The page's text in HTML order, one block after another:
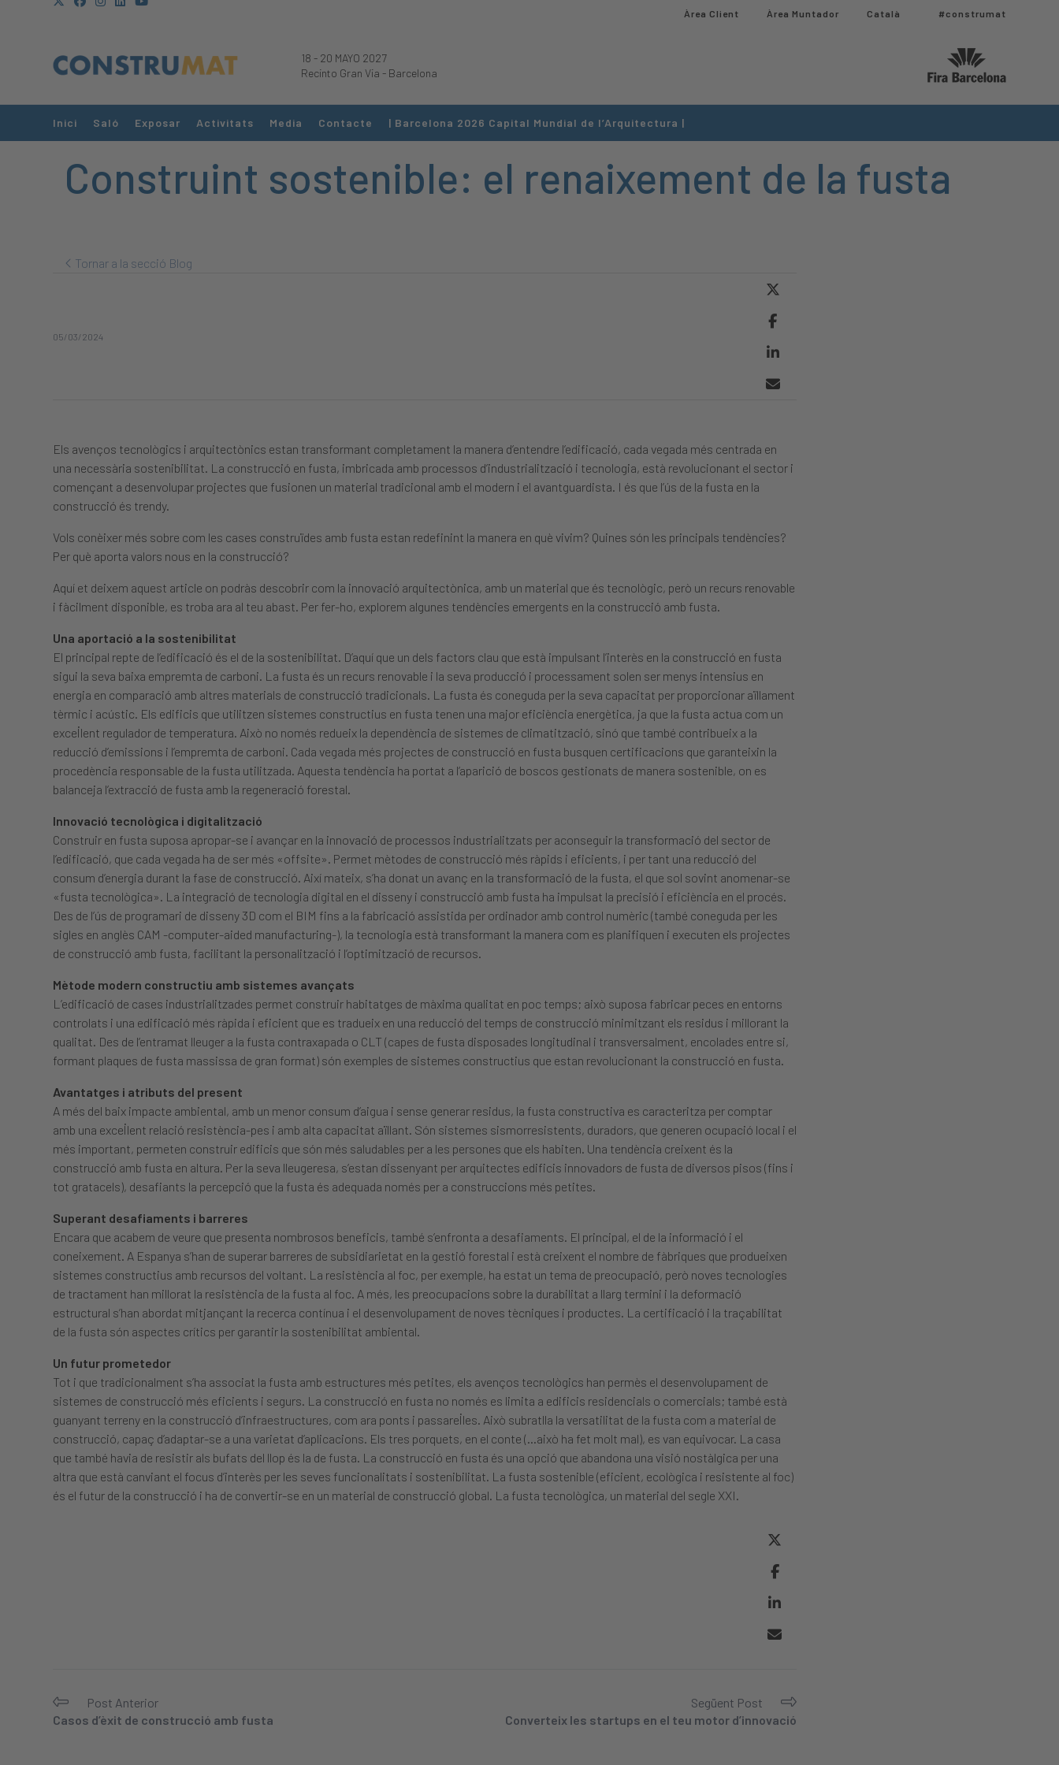
Àrea Client Àrea Muntador​ Català #construmat
18 - 20 MAYO 2027
Recinto Gran Via - Barcelona
Inici Saló Exposar Activitats Media Contacte | Barcelona 2026 Capital Mundial de l’Arquitectura |
Construint sostenible: el renaixement de la fusta
Tornar a la secció Blog
05/03/2024
Els avenços tecnològics i arquitectònics estan transformant completament la manera d’entendre l’edificació, cada vegada més centrada en
una necessària sostenibilitat. La construcció en fusta, imbricada amb processos d’industrialització i tecnologia, està revolucionant el sector i
començant a desenvolupar projectes que fusionen un material tradicional amb el modern i el avantguardista. I és que l’ús de la fusta en la
construcció és trendy.
Vols conèixer més sobre com les cases construïdes amb fusta estan redefinint la manera en què vivim? Quines són les principals tendències?
Per què aporta valors nous en la construcció?
Aquí et deixem aquest article on podràs descobrir com la innovació arquitectònica, amb un material que és tecnològic, però un recurs renovable
i fàcilment disponible, es troba ara al teu abast. Per fer-ho, explorem algunes tendències emergents en la construcció amb fusta.
Una aportació a la sostenibilitat
El principal repte de l’edificació és el de la sostenibilitat. D’aquí que un dels factors clau que està impulsant l’interès en la construcció en fusta
sigui la seva baixa empremta de carboni. La fusta és un recurs renovable i la seva producció i processament solen ser menys intensius en
energia en comparació amb altres materials de construcció tradicionals. La fusta és coneguda per la seva capacitat per proporcionar aïllament
tèrmic i acústic. Els edificis que utilitzen sistemes constructius en fusta tenen una major eficiència energètica, ja que la fusta actua com un
excel·lent regulador de temperatura. Això no només redueix la dependència de sistemes de climatització, sinó que també contribueix a la
reducció d’emissions i l’empremta de carboni. Cada vegada més projectes de construcció en fusta busquen certificacions que garanteixin la
procedència responsable de la fusta utilitzada. Aquesta tendència ha portat a l’aparició de boscos gestionats de manera sostenible, on es
balanceja l’extracció de fusta amb la regeneració forestal.
Innovació tecnològica i digitalització
Construir en fusta suposa apropar-se i avançar en la innovació de processos industrialitzats per aconseguir la transformació del sector de
l’edificació, que cada vegada ha de ser més «offsite». Permet mètodes de construcció més ràpids i eficients, i per tant una reducció del
consum d’energia durant la fase de construcció. Així mateix, s’ha donat un avanç en la transformació de la fusta, el que sol sovint anomenar-se
«fusta tecnològica». La integració de tecnologia digital en el disseny i construcció amb fusta ha impulsat la precisió i eficiència en el procés.
Des de l’ús de programari de disseny 3D com el BIM fins a la fabricació assistida per ordinador amb control numèric (també coneguda per les
sigles en anglès CAM -computer-aided manufacturing-), la tecnologia està transformant la manera com es planifiquen i executen els projectes
de construcció amb fusta, facilitant la personalització i l’optimització de recursos.
Mètode modern constructiu amb sistemes avançats
L’edificació de cases industrialitzades permet construir habitatges de màxima qualitat en poc temps; això suposa fabricar peces en entorns
controlats i una edificació més ràpida i eficient que es tradueix en una reducció del temps de construcció minimitzant els residus i millorant la
qualitat. Des de l’entramat lleuger a la fusta contraxapada o CLT (capes de fusta disposades longitudinal i transversalment, encolades entre si,
formant plaques de fusta massissa de gran format) són exemples de sistemes constructius que estan revolucionant la construcció en fusta.
Avantatges i atributs del present
A més del baix impacte ambiental, amb un menor consum d’aigua i sense generar residus, la fusta constructiva es caracteritza per comptar
amb una excel·lent relació resistència-pes i amb alta capacitat aïllant. Són sistemes sismorresistents, duradors, que generen ocupació local i el
més important, permeten construir edificis que són més saludables per a les persones que els habiten. Una tendència creixent és la
construcció amb fusta en altura. Per la seva lleugeresa, s’estan dissenyant per arquitectes edificis innovadors de fusta de diversos pisos (fins i
tot gratacels), desafiants la percepció que la fusta és adequada només per a construccions més petites.
Superant desafiaments i barreres
Encara que acabem de veure que presenta nombrosos beneficis, també s’enfronta a desafiaments. El principal, el de la informació i el
coneixement. A Espanya s’han de superar barreres de subsidiarietat en la gestió forestal i està creixent el nombre de fàbriques que produeixen
sistemes constructius amb recursos del voltant. La resistència al foc, per exemple, ha estat un tema de preocupació, però noves tecnologies
de tractament han millorat la resistència de la fusta al foc. A més, les preocupacions sobre la durabilitat a llarg termini i la deformació
estructural s’han abordat mitjançant la recerca contínua i el desenvolupament de noves tècniques i productes. La certificació i la traçabilitat
de la fusta són aspectes crítics per garantir la sostenibilitat ambiental.
Un futur prometedor
Tot i que tradicionalment s’ha associat la fusta amb estructures més petites, els avenços tecnològics han permès el desenvolupament de
sistemes de construcció més eficients i segurs. La construcció en fusta no només es limita a edificis residencials o comercials; també està
guanyant terreny en la construcció d’infraestructures, com ara ponts i passarel·les. Això subratlla la versatilitat de la fusta com a material de
construcció, capaç d’adaptar-se a una varietat d’aplicacions. Els tres porquets, en el conte (…això ha fet molt mal), es van equivocar. La casa
que també havia de resistir als bufats del llop és la de fusta. La construcció en fusta és una opció que abandona una visió nostàlgica per una
altra que està canviant el focus d’interès per les seves funcionalitats i sostenibilitat. La fusta sostenible (eficient, ecològica i resistente al foc)
és el futur de la construcció i ha de convertir-se en un material de construcció global. La fusta tecnològica, un material del segle XXI.
Post Anterior
Casos d’èxit de construcció amb fusta
Següent Post
Converteix les startups en el teu motor d’innovació